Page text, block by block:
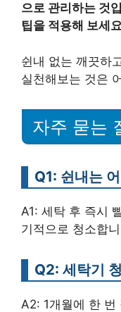
으로 관리하는 것
팁을 적용해 보세
쉰내 없는 깨끗하
실천해보는 것은
자주 묻는
Q1: 쉰내는
A1: 세탁 후 즉시
기적으로 청소합
Q2: 세탁기
A2: 1개월에 한 번